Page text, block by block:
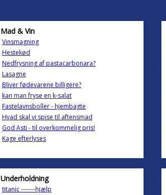
Mad & Vin
Vinsmagning
Hestekød
Nedfrysning af pastacarbonara?
Lasagne
Bliver fødevarene billigere?
kan man fryse en k-salat
Fastelavnsboller - hjembagte
Hvad skal vi spise til aftensmad
God Asti - til overkommelig pris!
Kage efterlyses
Underholdning
titanic -------hjælp